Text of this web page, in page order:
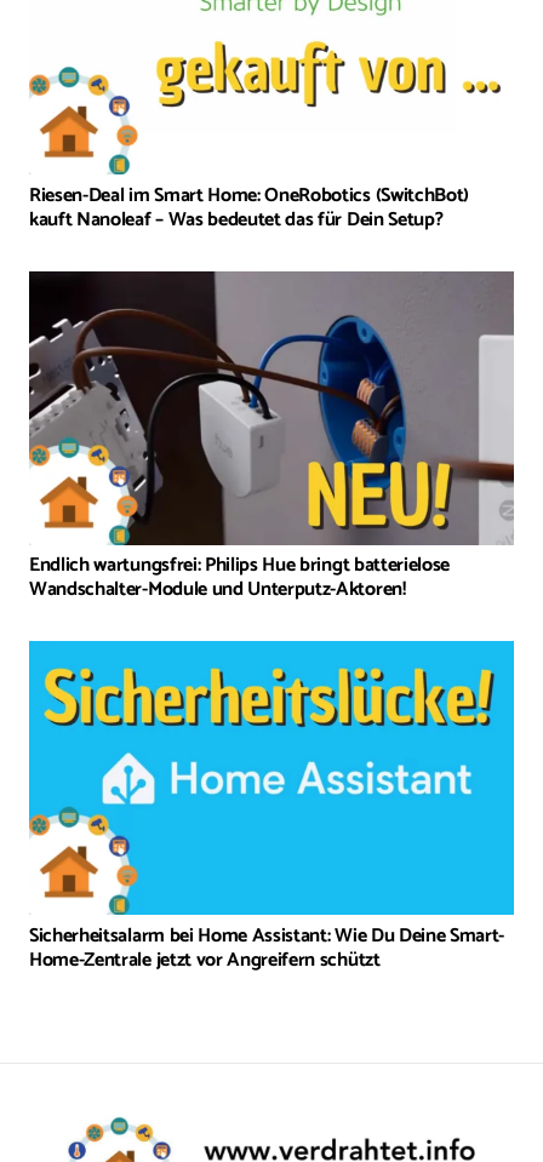
Riesen-Deal im Smart Home: OneRobotics (SwitchBot)
kauft Nanoleaf – Was bedeutet das für Dein Setup?
Endlich wartungsfrei: Philips Hue bringt batterielose
Wandschalter-Module und Unterputz-Aktoren!
Sicherheitsalarm bei Home Assistant: Wie Du Deine Smart-
Home-Zentrale jetzt vor Angreifern schützt